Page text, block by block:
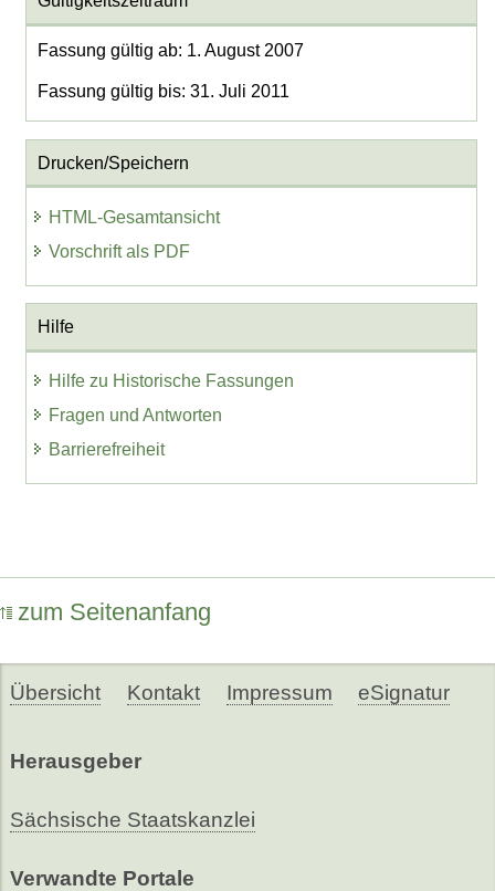
Fassung gültig ab: 1. August 2007
Fassung gültig bis: 31. Juli 2011
Drucken/Speichern
HTML-Gesamtansicht
Vorschrift als PDF
Hilfe
Hilfe zu Historische Fassungen
Fragen und Antworten
Barrierefreiheit
zum Seitenanfang
Übersicht Kontakt Impressum eSignatur
Herausgeber
Sächsische Staatskanzlei
Verwandte Portale